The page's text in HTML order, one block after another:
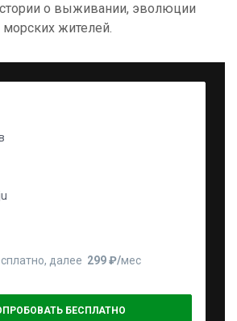
о выживании, эволюции
жителей.
далее 299 ₽⁠/⁠мес
БЕСПЛАТНО